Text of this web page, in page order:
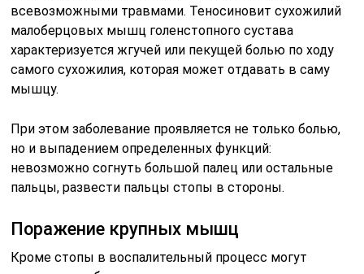
всевозможными травмами. Теносиновит сухожилий
малоберцовых мышц голенстопного сустава
характеризуется жгучей или пекущей болью по ходу
самого сухожилия, которая может отдавать в саму
мышцу.
При этом заболевание проявляется не только болью,
но и выпадением определенных функций:
невозможно согнуть большой палец или остальные
пальцы, развести пальцы стопы в стороны.
Поражение крупных мышц
Кроме стопы в воспалительный процесс могут